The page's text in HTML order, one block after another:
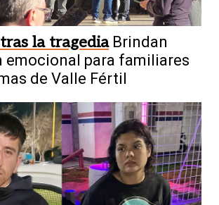
la tragedia Brindan
emocional para familiares
de Valle Fértil